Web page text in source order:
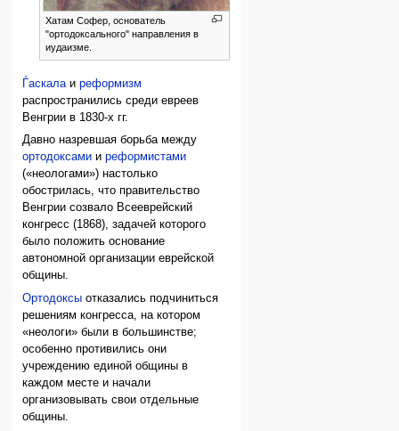
Хатам Софер, основатель
"ортодоксального" направления в
иудаизме.
Ѓаскалаиреформизм
распространились среди евреев
Венгрии в 1830-х гг.
Давно назревшая борьба между
ортодоксами иреформистами
(«неологами») настолько
обострилась, что правительство
Венгрии созвало Всееврейский
конгресс (1868), задачей которого
было положить основание
автономной организации еврейской
общины.
Ортодоксы отказались подчиниться
решениям конгресса, на котором
«неологи» были в большинстве;
особенно противились они
учреждению единой общины в
каждом месте и начали
организовывать свои отдельные
общины.